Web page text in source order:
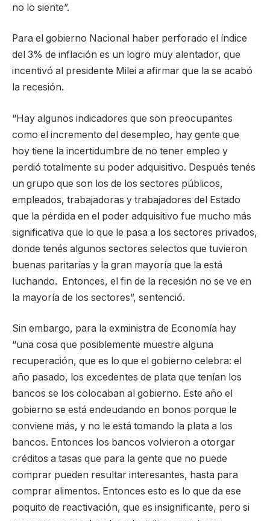
no lo siente”.
Para el gobierno Nacional haber perforado el índice
del 3% de inflación es un logro muy alentador, que
incentivó al presidente Milei a afirmar que la se acabó
la recesión.
“Hay algunos indicadores que son preocupantes
como el incremento del desempleo, hay gente que
hoy tiene la incertidumbre de no tener empleo y
perdió totalmente su poder adquisitivo. Después tenés
un grupo que son los de los sectores públicos,
empleados, trabajadoras y trabajadores del Estado
que la pérdida en el poder adquisitivo fue mucho más
significativa que lo que le pasa a los sectores privados,
donde tenés algunos sectores selectos que tuvieron
buenas paritarias y la gran mayoría que la está
luchando. Entonces, el fin de la recesión no se ve en
la mayoría de los sectores”, sentenció.
Sin embargo, para la exministra de Economía hay
“una cosa que posiblemente muestre alguna
recuperación, que es lo que el gobierno celebra: el
año pasado, los excedentes de plata que tenían los
bancos se los colocaban al gobierno. Este año el
gobierno se está endeudando en bonos porque le
conviene más, y no le está tomando la plata a los
bancos. Entonces los bancos volvieron a otorgar
créditos a tasas que para la gente que no puede
comprar pueden resultar interesantes, hasta para
comprar alimentos. Entonces esto es lo que da ese
poquito de reactivación, que es insignificante, pero si